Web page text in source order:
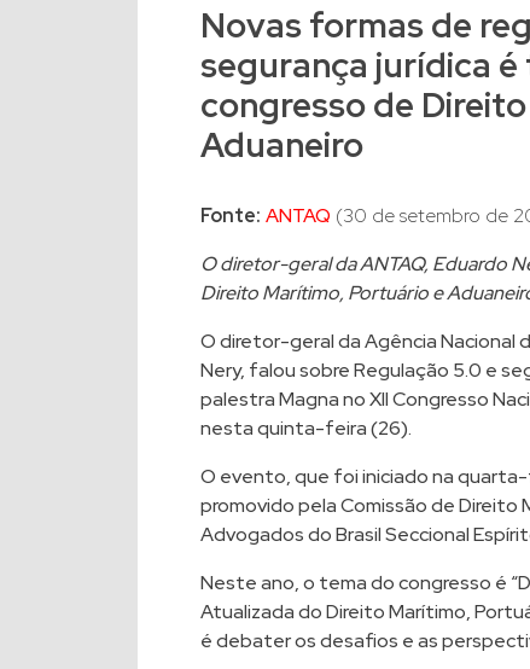
Novas formas de
segurança jurídica
congresso de
Aduaneiro
Fonte: ANTAQ (30 de setembro de
O diretor-geral da ANTAQ, Eduardo
Direito Marítimo, Portuário e
O diretor-geral da Agência Nacional
Nery, falou sobre Regulação 5.0 e
palestra Magna no XII Congresso
nesta quinta-feira (26).
O evento, que foi iniciado na
promovido pela Comissão de Direito
Advogados do Brasil Seccional
Neste ano, o tema do congresso é
Atualizada do Direito Marítimo,
é debater os desafios e as